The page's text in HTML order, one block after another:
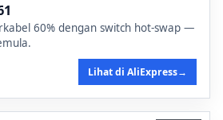
60% dengan switch hot-swap —
Lihat di AliExpress→